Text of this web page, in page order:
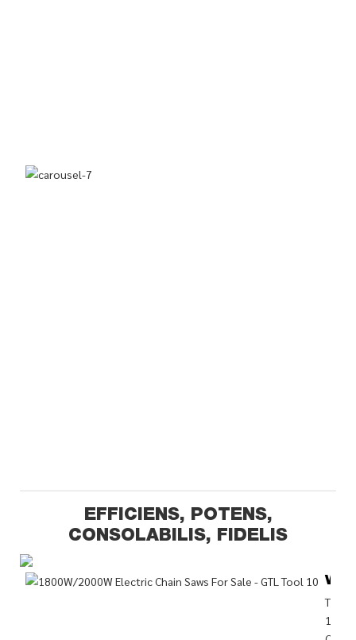
EFFICIENS, POTENS,
CONSOLABILIS, FIDELIS
The